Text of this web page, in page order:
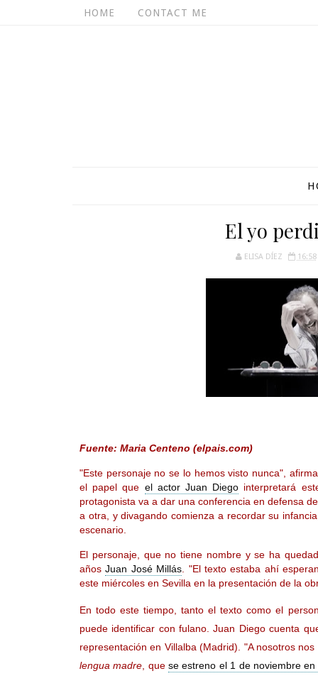
HOME CONTACT ME
El yo
ELISA DÍEZ 16:58
Fuente: Maria Centeno (elpais.com)
"Este personaje no se lo hemos visto nunca",
el papel que el actor Juan Diego interpretará
protagonista va a dar una conferencia en defensa
a otra, y divagando comienza a recordar su
escenario.
El personaje, que no tiene nombre y se ha
añosJuan José Millás . "El texto estaba ahí
este miércoles en Sevilla en la presentación de la
En todo este tiempo, tanto el texto como el
puede identificar con fulano. Juan Diego cuenta
representación en Villalba (Madrid). "A nosotros
lengua madre , quese estreno el 1 de noviembre en